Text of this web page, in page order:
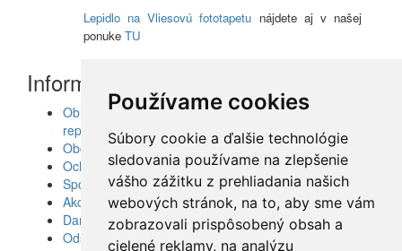
Používame cookies
Súbory cookie a ďalšie technológie
sledovania používame na zlepšenie
vášho zážitku z prehliadania našich
webových stránok, na to, aby sme vám
zobrazovali prispôsobený obsah a
cielené reklamy, na analýzu
Lepidlo na Vliesovú fototapetu nájdete aj v našej
ponuke TU
Informácie
Obrazy, nálepky, fototapety, šablóny, dekorácie,
reprodukcie
Obchodné podmienky
Ochrana osobných údajov
Spolupráca
Akcie a Doručenie
Darčekové poukážky
Odstúpenie od zmluvy - vrátenie tovaru